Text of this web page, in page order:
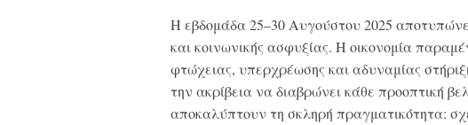
Η εβδομάδα 25–30 Αυγούστου 2025
και κοινωνικής ασφυξίας. Η οικονομία
φτώχειας, υπερχρέωσης και αδυναμίας
την ακρίβεια να διαβρώνει κάθε προοπτική
αποκαλύπτουν τη σκληρή πραγματικότητα: